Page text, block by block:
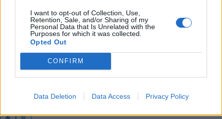
I want to opt-out of Collection, Use,
Retention, Sale, and/or Sharing of my
Personal Data that Is Unrelated with the
Purposes for which it was collected.
Opted Out
CONFIRM
Data Deletion Data Access Privacy Policy
πλαστικών στη ΒΙ.ΠΕ. Τρίπολης
Διάβασε περισσότερα